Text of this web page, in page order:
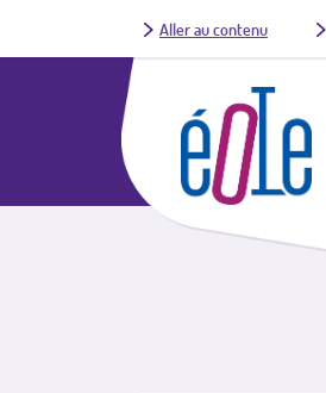
Aller au contenu